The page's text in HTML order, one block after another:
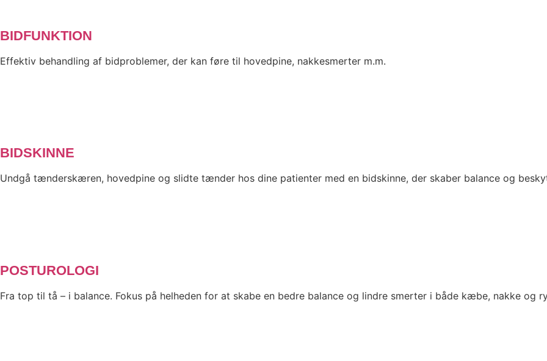
BIDFUNKTION
Effektiv behandling af bidproblemer, der kan føre til hovedpine, nakkesmerter m.m.
BIDSKINNE
Undgå tænderskæren, hovedpine og slidte tænder hos dine patienter med en bidskinne, der skaber balance og
POSTUROLOGI
Fra top til tå – i balance. Fokus på helheden for at skabe en bedre balance og lindre smerter i både kæbe, nakke og